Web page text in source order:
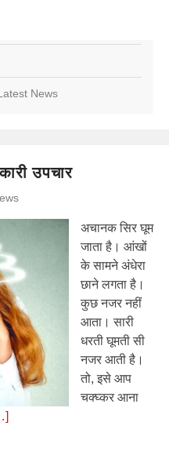
News
उपचार
अचानक सिर घूम
जाता है। आंखों
के सामने अंधेरा
छाने लगता है।
कुछ नजर नहीं
आता। सारी
धरती घूमती सी
नजर आती है।
तो, इसे आप
चक्घ्कर आना